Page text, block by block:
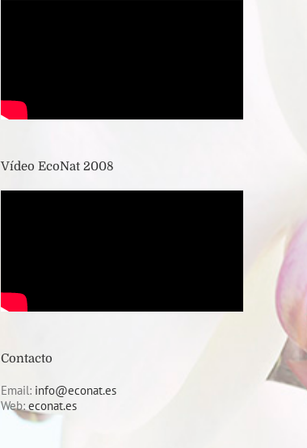
Vídeo EcoNat 2008
Contacto
Email: info@econat.es
Web: econat.es